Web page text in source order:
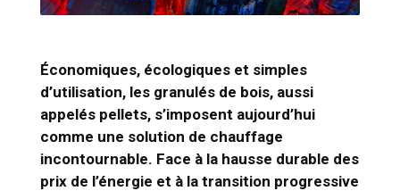
Économiques, écologiques et simples
d’utilisation, les granulés de bois, aussi
appelés pellets, s’imposent aujourd’hui
comme une solution de chauffage
incontournable. Face à la hausse durable des
prix de l’énergie et à la transition progressive